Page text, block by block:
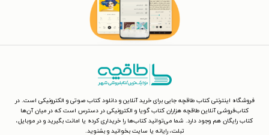
فروشگاه اینترنتی کتاب طاقچه جایی برای خرید آنلاین و دانلود کتاب صوتی و الکترونیکی است. در
کتاب‌فروشی آنلاین طاقچه هزاران کتاب گویا و الکترونیکی در دسترس است که در میان آن‌ها
کتاب رایگان هم وجود دارد. شما می‌توانید کتاب‌ها را خریداری کرده یا امانت بگیرید و در موبایل،
تبلت، رایانه یا سایت بخوانید و بشنوید.